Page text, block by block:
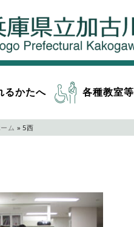
るかたへ 各種教室等
ム » 5西